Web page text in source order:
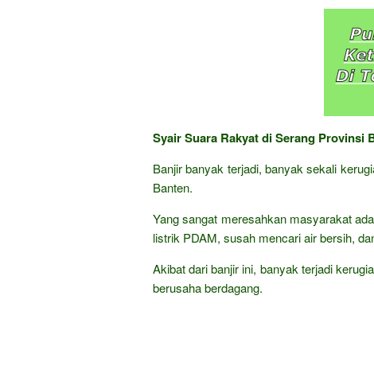
Syair Suara Rakyat di Serang Provinsi
Banjir banyak terjadi, banyak sekali
Banten.
Yang sangat meresahkan masyarakat
listrik PDAM, susah mencari air bersih,
Akibat dari banjir ini, banyak terjadi
berusaha berdagang.